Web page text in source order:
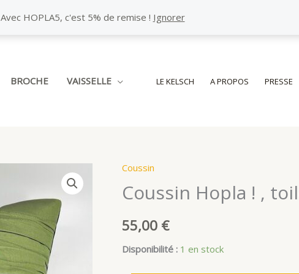
Avec HOPLA5, c'est 5% de remise ! Ignorer
BROCHE VAISSELLE LE KELSCH A PROPOS PRESSE
Coussin
Coussin Hopla ! ,
55,00 €
Disponibilité : 1 en stock